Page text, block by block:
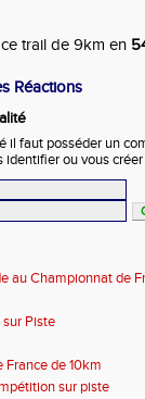
trail de 9km en
Réactions
il faut posséder un
identifier ou vous
au Championnat de
Piste
de 10km
sur piste